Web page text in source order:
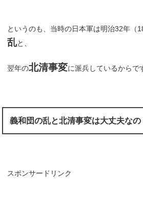
というのも、当時の日本軍は明治32年（
乱と、
翌年の北清事変に派兵しているからで
義和団の乱と北清事変は大丈夫なの
スポンサードリンク